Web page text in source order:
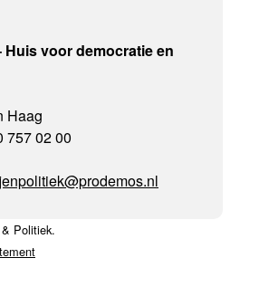
Huis voor democratie en
Haag
757 02 00
Politiek.